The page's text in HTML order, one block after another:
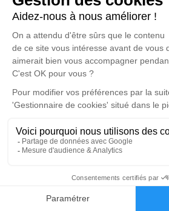
Faire-part
poèmes ou des textes. Cet endroit
d'expression dédié à honorer la
FERNANDES GOUVEIA.
Un service de plantation d’arbre
disponible ici.
Cérémonie
Eglise St Martin
38110 Cessieu